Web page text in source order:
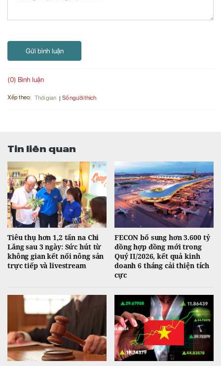
Gửi bình luận
(0) Bình luận
Xếp theo: Thời gian Số người thích
Tin liên quan
Tiêu thụ hơn 1,2 tấn na Chi
Lăng sau 3 ngày: Sức hút từ
không gian kết nối nông sản
trực tiếp và livestream
FECON bổ sung hơn 3.600 tỷ
đồng hợp đồng mới trong
Quý II/2026, kết quả kinh
doanh 6 tháng cải thiện tích
cực